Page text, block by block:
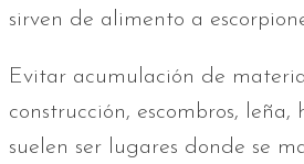
sirven de alimento a
Evitar acumulación de
construcción, escombros, leña,
suelen ser lugares donde se